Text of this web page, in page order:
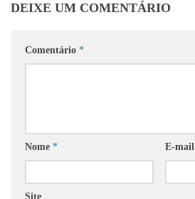
DEIXE UM COMENTÁRIO
Comentário *
Nome * E-mail
Site